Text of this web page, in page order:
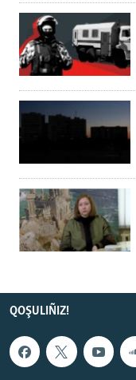
QOŞULIÑIZ!